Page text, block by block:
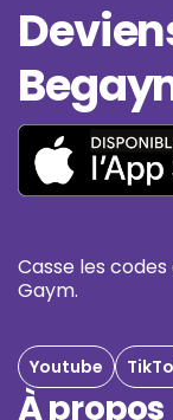
Casse les
Gaym.
Youtube
À propos